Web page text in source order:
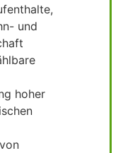
und
hoher